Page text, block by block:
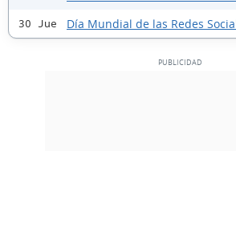
30 Jue Día Mundial de las Redes